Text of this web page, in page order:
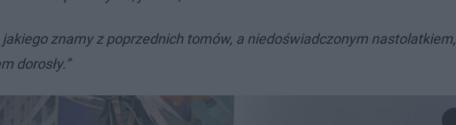
znamy z poprzednich tomów, a niedoświadczonym nastolatkiem,
dorosły.”